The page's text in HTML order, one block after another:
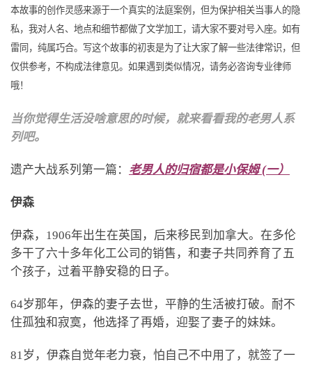
本故事的创作灵感来源于一个真实的法庭案例，但为保护相关当事人的隐
私，我对人名、地点和细节都做了文学加工，请大家不要对号入座。如有
雷同，纯属巧合。写这个故事的初衷是为了让大家了解一些法律常识，但
仅供参考，不构成法律意见。如果遇到类似情况，请务必咨询专业律师
哦！
当你觉得生活没啥意思的时候，就来看看我的老男人系
列吧。
遗产大战系列第一篇： 老男人的归宿都是小保姆 (一）
伊森
伊森，1906年出生在英国，后来移民到加拿大。在多伦
多干了六十多年化工公司的销售，和妻子共同养育了五
个孩子，过着平静安稳的日子。
64岁那年，伊森的妻子去世，平静的生活被打破。耐不
住孤独和寂寞，他选择了再婚，迎娶了妻子的妹妹。
81岁，伊森自觉年老力衰，怕自己不中用了，就签了一